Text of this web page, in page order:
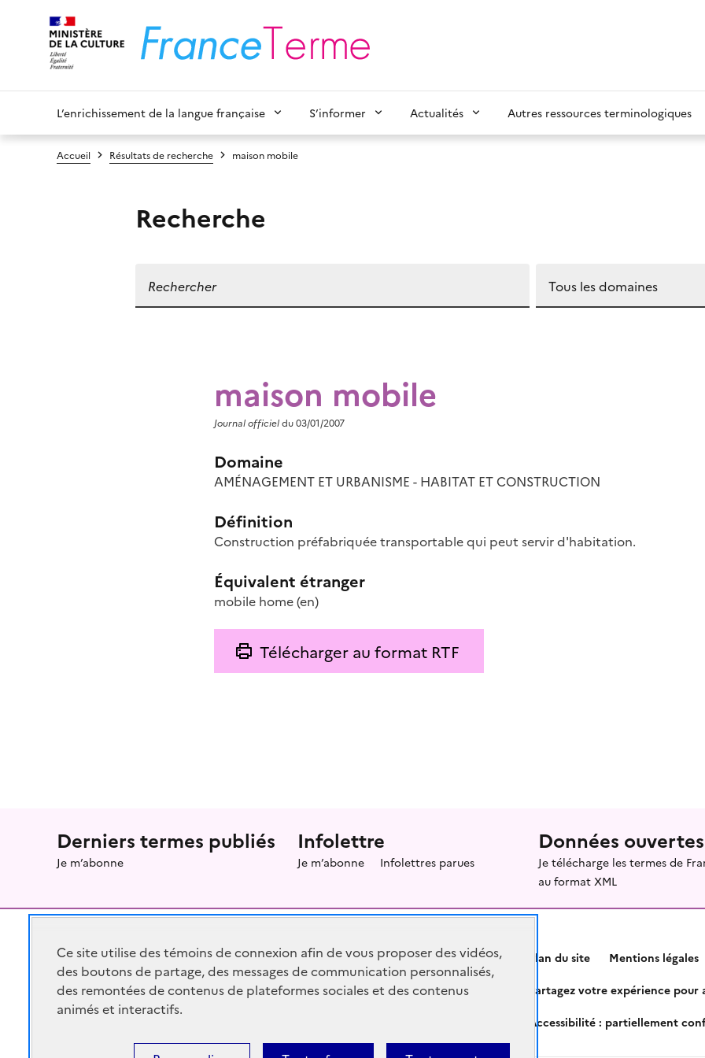
L’enrichissement de la langue française S’informer Actualités Autres ressources terminologiques
Accueil Résultats de recherche maison mobile
Recherche
maison mobile
Journal officieldu 03/01/2007
Domaine
AMÉNAGEMENT ET URBANISME - HABITAT ET CONSTRUCTION
Définition
Construction préfabriquée transportable qui peut servir d'habitation.
Équivalent étranger
mobile home(en)
Télécharger au format RTF
Menu prefooter
Derniers termes publiés
Je m’abonne
Infolettre
Je m’abonne Infolettres parues
Données ouvertes
Je télécharge les termes de
au format XML
RÉPUBLIQUE
FRANÇAISE
Plan du site Mentions légales
Partagez votre expérience
Accessibilité : partiellement
Ce site utilise des témoins de connexion afin de vous proposer des vidéos,
des boutons de partage, des messages de communication personnalisés,
des remontées de contenus de plateformes sociales et des contenus
animés et interactifs.